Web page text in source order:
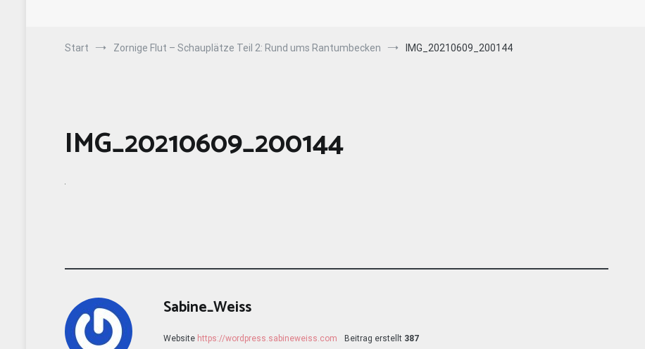
Start Zornige Flut – Schauplätze Teil 2: Rund ums Rantumbecken IMG_20210609_200144
IMG_20210609_200144
Sabine_Weiss
Website https://wordpress.sabineweiss.com Beitrag erstellt 387